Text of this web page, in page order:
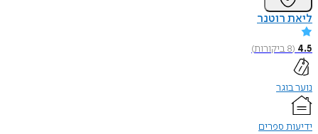
ליאת רוטנר
4.5
(
8ביקורות)
נוער בוגר
ידיעות ספרים